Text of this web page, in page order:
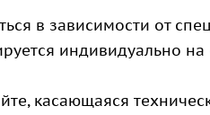
в зависимости от
индивидуально
касающаяся